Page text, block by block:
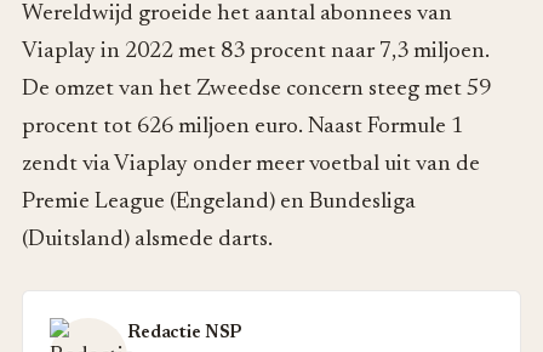
Wereldwijd groeide het aantal abonnees van
Viaplay in 2022 met 83 procent naar 7,3 miljoen.
De omzet van het Zweedse concern steeg met 59
procent tot 626 miljoen euro. Naast Formule 1
zendt via Viaplay onder meer voetbal uit van de
Premie League (Engeland) en Bundesliga
(Duitsland) alsmede darts.
Redactie NSP